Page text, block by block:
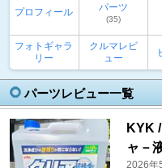
プロフィール パーツ
(35)
フォトギャラ
リー
クルマレビ
ュー
パーツレビュー一覧
KYK
ャ－
2026年